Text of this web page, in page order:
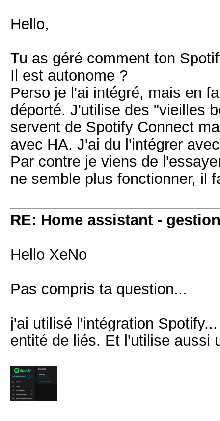
Hello,
Tu as géré comment ton
Il est autonome ?
Perso je l'ai intégré, mais en
déporté. J'utilise des "vieilles
servent de Spotify Connect
avec HA. J'ai du l'intégrer
Par contre je viens de
ne semble plus fonctionner, il
RE: Home assistant -
Hello XeNo
Pas compris ta question...
j'ai utilisé l'intégration
entité de liés. Et l'utilise aussi